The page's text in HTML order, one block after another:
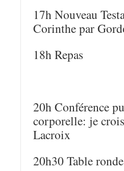
17h Nouveau
Corinthe par
18h Repas
20h Conférence
corporelle: je
Lacroix
20h30 Table